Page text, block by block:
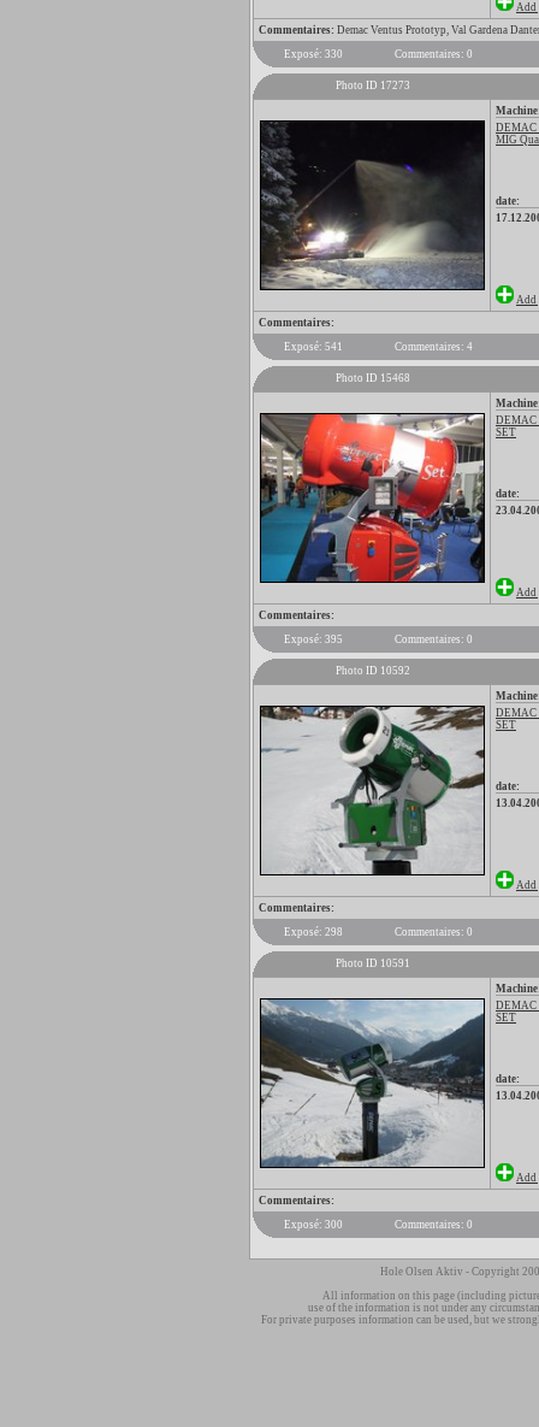
Add
Commentaires: Demac Ventus Prototyp, Val Gardena
Exposé: 330
Commentaires: 0
Photo ID 17273
MIG
date:
Add
Commentaires:
Exposé: 541
Commentaires: 4
Photo ID 15468
SET
date:
Add
Commentaires:
Exposé: 395
Commentaires: 0
Photo ID 10592
SET
date:
Add
Commentaires:
Exposé: 298
Commentaires: 0
Photo ID 10591
SET
date:
Add
Commentaires:
Exposé: 300
Commentaires: 0
Hole Olsen Aktiv - Copyright
All information on this page (including
use of the information is not under any
For private purposes information can be used, but we